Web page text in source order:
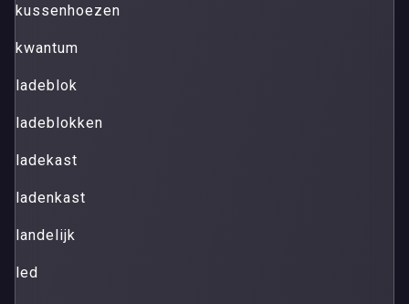
kussenhoezen
kwantum
ladeblok
ladeblokken
ladekast
ladenkast
landelijk
led